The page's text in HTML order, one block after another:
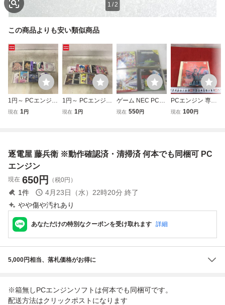
1 /2
この商品よりも安い類似商品
1円～ PCエンジン
SUPER CD・RO
現在 1円
1円～ PCエンジン
SUPER CD・RO
現在 1円
ゲーム NEC PCエ
ンジン ソフト Hu
グッズセ
現在 550円
PCエンジン 専用
ソフト レッドアラ
CD-ROM2 コンバ
現在 100円
逐電屋 藤兵衛 ※動作確認済・清掃済 何本でも同梱可 PC
エンジン
現在 650円 （税0円）
1件 4月23日（水）22時20分 終了
やや傷や汚れあり
あなただけの特別なクーポンを受け取れます 詳細
5,000円相当、落札価格がお得に
※箱無しPCエンジンソフトは何本でも同梱可です。
配送方法はクリックポストになります